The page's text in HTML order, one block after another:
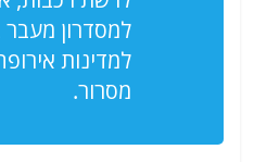
למסדרון מעבר
למדינות
מסרור.